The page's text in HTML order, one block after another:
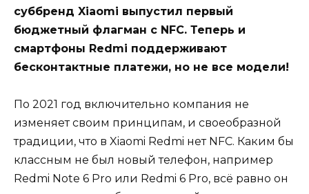
суббренд Xiaomi выпустил первый
бюджетный флагман с NFC. Теперь и
смартфоны Redmi поддерживают
бесконтактные платежи, но не все модели!
По 2021 год включительно компания не
изменяет своим принципам, и своеобразной
традиции, что в Xiaomi Redmi нет NFC. Каким бы
классным не был новый телефон, например
Redmi Note 6 Pro или Redmi 6 Pro, всё равно он